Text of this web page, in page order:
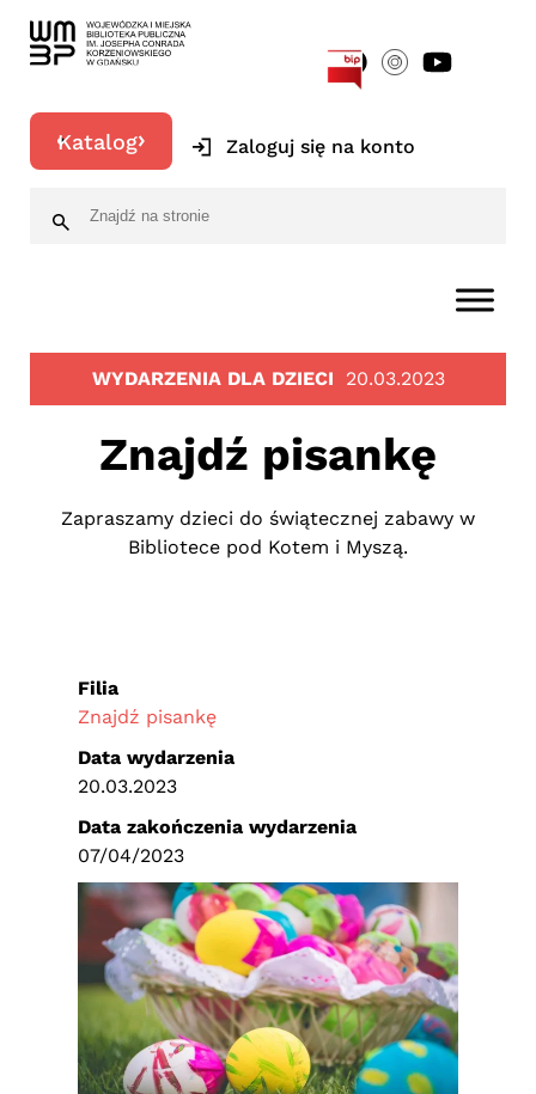
Katalog Zaloguj się na konto
WYDARZENIA DLA DZIECI 20.03.2023
Znajdź pisankę
Zapraszamy dzieci do świątecznej zabawy w
Bibliotece pod Kotem i Myszą.
Filia
Znajdź pisankę
Data wydarzenia
20.03.2023
Data zakończenia wydarzenia
07/04/2023